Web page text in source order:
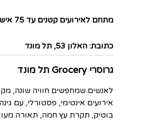
מתחם לאירועים קטנים עד 75 איש
כתובת: האלון 53, תל מונד
גרוסרי Grocery תל מונד
לאנשים שמחפשים חוויה שונה,
אירועים אינטימי, פסטורלי, עם
בוטיק, תקרת עץ חמה, תאורה